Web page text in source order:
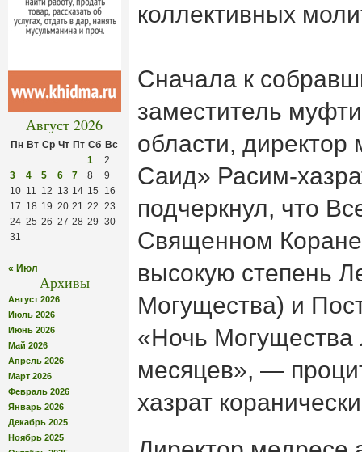
Август 2026
Пн Вт Ср Чт Пт Сб Вс
1
2
3
4 5 6 7 8
9
10 11 12 13 14 15
16
17 18 19 20 21 22 23
24 25 26 27 28 29 30
31
« Июл
Архивы
Август 2026
Июль 2026
Июнь 2026
Май 2026
Апрель 2026
Март 2026
Февраль 2026
Январь 2026
Декабрь 2025
Ноябрь 2025
коллективных
Сначала к
заместитель
области,
Саид» Расим-
подчеркнул, что
Священном
высокую степень
Могущества) и
«Ночь Могущества
месяцев», —
хазрат